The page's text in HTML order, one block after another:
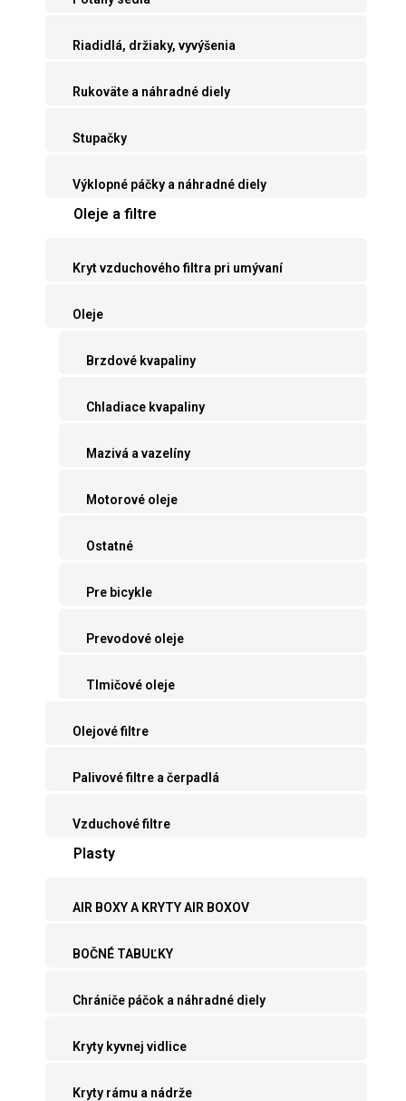
Riadidlá, držiaky, vyvýšenia
Rukoväte a náhradné diely
Stupačky
Výklopné páčky a náhradné diely
Oleje a filtre
Kryt vzduchového filtra pri umývaní
Oleje
Brzdové kvapaliny
Chladiace kvapaliny
Mazivá a vazelíny
Motorové oleje
Ostatné
Pre bicykle
Prevodové oleje
Tlmičové oleje
Olejové filtre
Palivové filtre a čerpadlá
Vzduchové filtre
Plasty
AIR BOXY A KRYTY AIR BOXOV
BOČNÉ TABUĽKY
Chrániče páčok a náhradné diely
Kryty kyvnej vidlice
Kryty rámu a nádrže